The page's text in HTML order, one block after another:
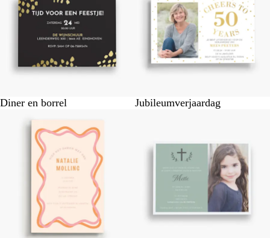
Diner en borrel Jubileumverjaardag